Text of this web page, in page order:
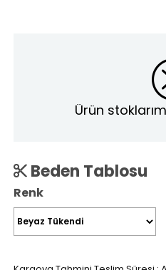
Ürün
Beden Tablosu
Renk